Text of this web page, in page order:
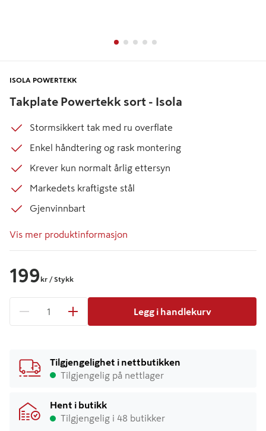
Takplate Powertekk sort - Isola
ISOLA POWERTEKK
Stormsikkert tak med ru overflate
Enkel håndtering og rask montering
Krever kun normalt årlig ettersyn
Markedets kraftigste stål
Gjenvinnbart
Vis mer produktinformasjon
199 kr / Stykk
1 produkter
Legg i handlekurv
Tilgjengelighet i nettbutikken
Tilgjengelig på nettlager
Hent i butikk
Tilgjengelig i 48 butikker